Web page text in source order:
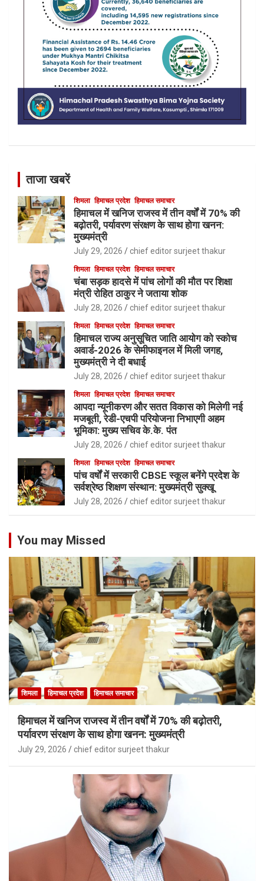
ताजा खबरें
शिमला हिमाचल प्रदेश हिमाचल समाचार
हिमाचल में खनिज राजस्व में तीन वर्षों में 70% की
बढ़ोतरी, पर्यावरण संरक्षण के साथ होगा खनन:
मुख्यमंत्री
July 29, 2026 chief editor surjeet thakur
शिमला हिमाचल प्रदेश हिमाचल समाचार
चंबा सड़क हादसे में पांच लोगों की मौत पर शिक्षा
मंत्री रोहित ठाकुर ने जताया शोक
July 28, 2026 chief editor surjeet thakur
शिमला हिमाचल प्रदेश हिमाचल समाचार
हिमाचल राज्य अनुसूचित जाति आयोग को स्कोच
अवार्ड-2026 के सेमीफाइनल में मिली जगह,
मुख्यमंत्री ने दी बधाई
July 28, 2026 chief editor surjeet thakur
शिमला हिमाचल प्रदेश हिमाचल समाचार
आपदा न्यूनीकरण और सतत विकास को मिलेगी नई
मजबूती, रेडी-एचपी परियोजना निभाएगी अहम
भूमिका: मुख्य सचिव के.के. पंत
July 28, 2026 chief editor surjeet thakur
शिमला हिमाचल प्रदेश हिमाचल समाचार
पांच वर्षों में सरकारी CBSE स्कूल बनेंगे प्रदेश के
सर्वश्रेष्ठ शिक्षण संस्थान: मुख्यमंत्री सुक्खू
July 28, 2026 chief editor surjeet thakur
You may Missed
शिमला हिमाचल प्रदेश हिमाचल समाचार
हिमाचल में खनिज राजस्व में तीन वर्षों में 70% की बढ़ोतरी,
पर्यावरण संरक्षण के साथ होगा खनन: मुख्यमंत्री
July 29, 2026 chief editor surjeet thakur